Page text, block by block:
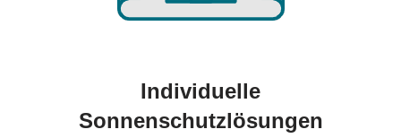
Individuelle
Sonnenschutzlösungen